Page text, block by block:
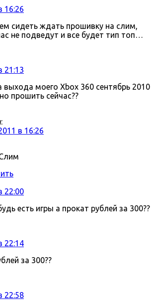
16:26
сидеть ждать прошивку на слим,
не подведут и все будет тип топ…
21:13
выхода моего Xbox 360 сентябрь 2010
прошить сейчас??
:
в 16:26
22:00
есть игры а прокат рублей за 300??
22:14
за 300??
22:58